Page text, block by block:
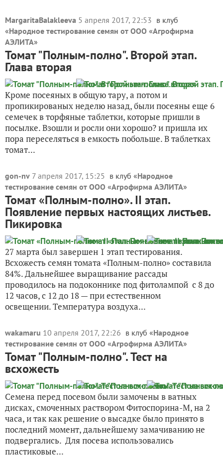
MargaritaBalakleeva 5 апреля 2017, 22:53 в клуб
«Народное тестирование семян от ООО «Агрофирма
АЭЛИТА»
Томат "Полным-полно". Второй этап.
Глава вторая
Кроме посеяных в общую тару, а потом и
пропикированых неделю назад, были посеяны еще 6
семечек в торфяные таблетки, которые пришли в
посылке. Взошли и росли они хорошо? и пришла их
пора переселяться в емкость побольше. В таблетках
томат...
gon-nv 7 апреля 2017, 15:25 в клуб «Народное
тестирование семян от ООО «Агрофирма АЭЛИТА»
Томат «Полным-полно». II этап.
Появление первых настоящих листьев.
Пикировка
27 марта был завершен 1 этап тестирования.
Всхожесть семян томата «Полным-полно» составила
84%. Дальнейшее выращивание рассады
проводилось на подоконнике под фитолампой с 8 до
12 часов, с 12 до 18 — при естественном
освещении. Температура воздуха...
wakamaru 10 апреля 2017, 22:26 в клуб «Народное
тестирование семян от ООО «Агрофирма АЭЛИТА»
Томат "Полным-полно". Тест на
всхожесть
Семена перед посевом были замочены в ватных
дисках, смоченных раствором Фитоспорина-М, на 2
часа, и так как решение о высадке было принято в
последний момент, дальнейшему замачиванию не
подвергались. Для посева использовались
пластиковые...